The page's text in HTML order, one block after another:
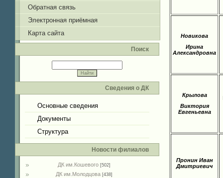
Обратная связь
Электронная приёмная
Карта сайта
Поиск
Сведения о ДК
Основные сведения
Документы
Структура
Новости филиалов
ДК им.Кошевого [502]
ДК им.Молодцова [438]
Новикова
Ирина
Александровна
Крылова
Виктория
Евгеньевна
Пронин Иван
Дмитриевич